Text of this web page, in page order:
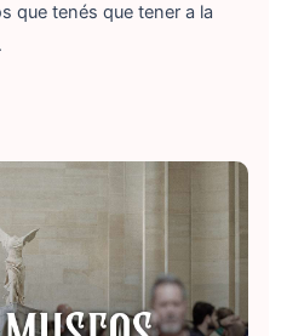
que tenés que tener a la